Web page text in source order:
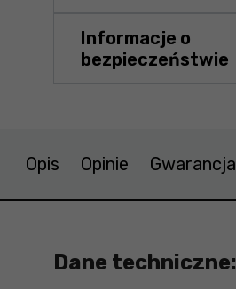
Informacje o
bezpieczeństwie
Opis Opinie Gwarancja
Dane techniczne: